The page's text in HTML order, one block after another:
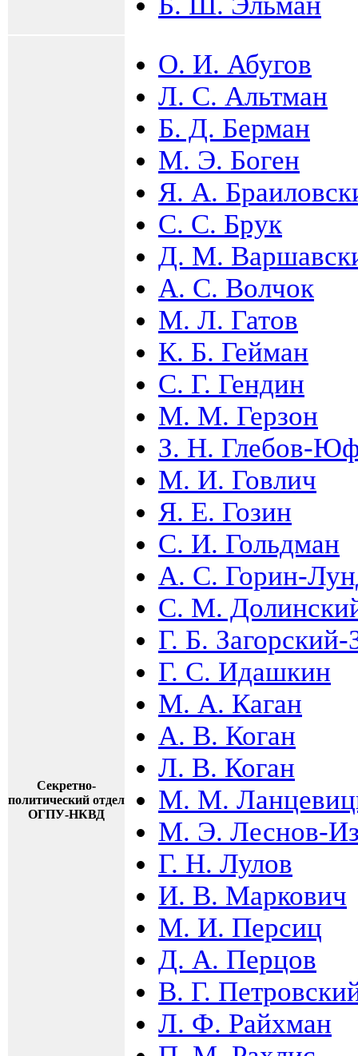
Секретно-
политический отдел
ОГПУ-НКВД
О. И. Абугов
Л. С. Альтман
Б. Д. Берман
М. Э. Боген
Я. А.
С. С. Брук
Д. М.
А. С. Волчок
М. Л. Гатов
К. Б. Гейман
С. Г. Гендин
М. М. Герзон
З. Н. Глебов-
М. И. Говлич
Я. Е. Гозин
С. И. Гольдман
А. С. Горин-
С. М.
Г. Б.
Г. С. Идашкин
М. А. Каган
А. В. Коган
Л. В. Коган
М. М.
М. Э. Леснов-
Г. Н. Лулов
И. В. Маркович
М. И. Персиц
Д. А. Перцов
В. Г.
Л. Ф. Райхман